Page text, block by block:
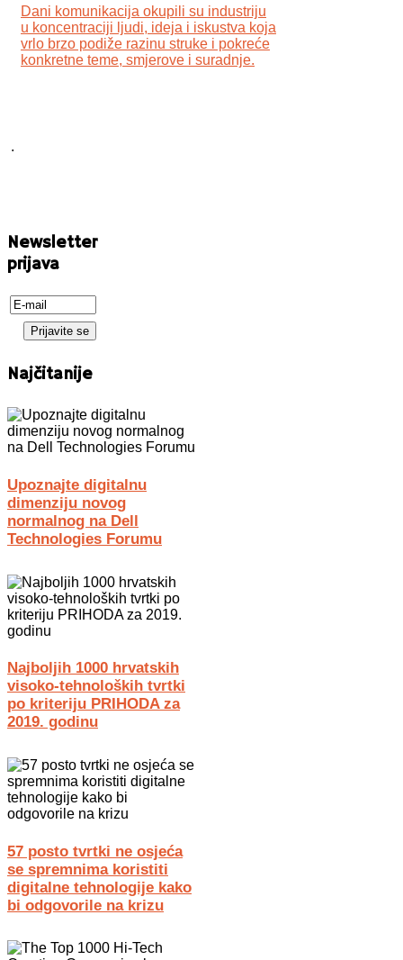
Dani komunikacija okupili su industriju
u koncentraciji ljudi, ideja i iskustva koja
vrlo brzo podiže razinu struke i pokreće
konkretne teme, smjerove i suradnje.
.
Newsletter
prijava
Najčitanije
Upoznajte digitalnu
dimenziju novog
normalnog na Dell
Technologies Forumu
Najboljih 1000 hrvatskih
visoko-tehnoloških tvrtki
po kriteriju PRIHODA za
2019. godinu
57 posto tvrtki ne osjeća
se spremnima koristiti
digitalne tehnologije kako
bi odgovorile na krizu